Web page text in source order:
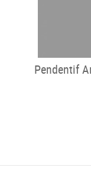
Pendentif